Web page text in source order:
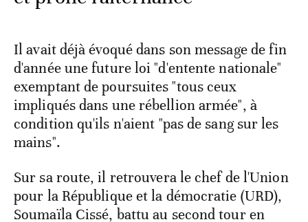
Il avait déjà évoqué dans son message de fin
d'année une future loi "d'entente nationale"
exemptant de poursuites "tous ceux
impliqués dans une rébellion armée", à
condition qu'ils n'aient "pas de sang sur les
mains".
Sur sa route, il retrouvera le chef de l'Union
pour la République et la démocratie (URD),
Soumaïla Cissé, battu au second tour en